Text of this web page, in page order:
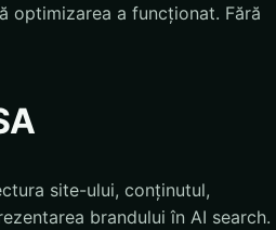
optimizarea a funcționat. Fără
site-ului, conținutul,
brandului în AI search.